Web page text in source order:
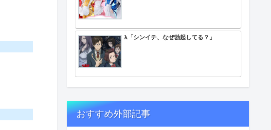
λ「シンイチ、なぜ勃起してる？」
おすすめ外部記事